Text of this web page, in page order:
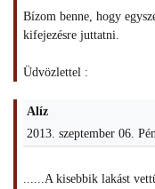
Bízom benne, hogy
kifejezésre juttatni.
Üdvözlettel :
Alíz
2013. szeptember 06.
......A kisebbik lakást